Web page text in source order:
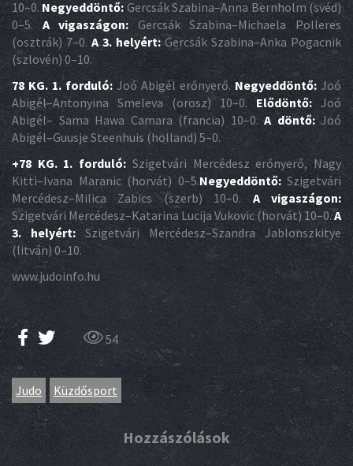
10–0.Negyeddöntő: Gercsák Szabina–Anna Bernholm (svéd)
0–5. A vigaszágon:Gercsák Szabina–Michaela Polleres
(osztrák) 7–0.A 3. helyért:Gercsák Szabina–Anka Pogacnik
(szlovén) 0–10.
78 KG. 1. forduló: Joó Abigél erőnyerő.Negyeddöntő: Joó
Abigél–Antonyina Smeleva (orosz) 10–0.Elődöntő:Joó
Abigél– Sama Hawa Camara (francia) 10–0.A döntő:Joó
Abigél–Guusje Steenhuis (holland) 5–0.
+78 KG. 1. forduló: Szigetvári Mercédesz erőnyerő, Nagy
Kitti–Ivana Maranic (horvát) 0–5.Negyeddöntő:Szigetvári
Mercédesz–Milica Zabics (szerb) 10–0. A vigaszágon:
Szigetvári Mercédesz–Katarina Lucija Vukovic (horvát) 10–0.A
3. helyért:Szigetvári Mercédesz–Szandra Jablonszkitye
(litván) 0–10.
www.judoinfo.hu
54
Judo Küzdősport
Hozzászólások